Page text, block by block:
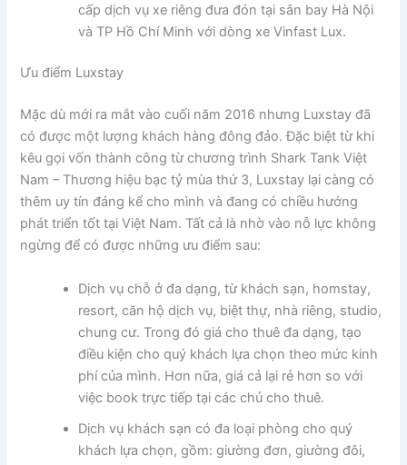
cấp dịch vụ xe riêng đưa đón tại sân bay Hà Nội
và TP Hồ Chí Minh với dòng xe Vinfast Lux.
Ưu điểm Luxstay
Mặc dù mới ra mắt vào cuối năm 2016 nhưng Luxstay đã
có được một lượng khách hàng đông đảo. Đặc biệt từ khi
kêu gọi vốn thành công từ chương trình Shark Tank Việt
Nam – Thương hiệu bạc tỷ mùa thứ 3, Luxstay lại càng có
thêm uy tín đáng kể cho mình và đang có chiều hướng
phát triển tốt tại Việt Nam. Tất cả là nhờ vào nỗ lực không
ngừng để có được những ưu điểm sau:
Dịch vụ chỗ ở đa dạng, từ khách sạn, homstay,
resort, căn hộ dịch vụ, biệt thự, nhà riêng, studio,
chung cư. Trong đó giá cho thuê đa dạng, tạo
điều kiện cho quý khách lựa chọn theo mức kinh
phí của mình. Hơn nữa, giá cả lại rẻ hơn so với
việc book trực tiếp tại các chủ cho thuê.
Dịch vụ khách sạn có đa loại phòng cho quý
khách lựa chọn, gồm: giường đơn, giường đôi,